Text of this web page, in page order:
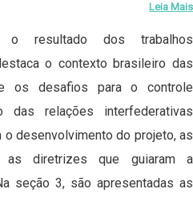
Leia Mais
o resultado dos trabalhos
o contexto brasileiro das
os desafios para o controle
das relações interfederativas
desenvolvimento do projeto, as
as diretrizes que guiaram a
seção 3, são apresentadas as